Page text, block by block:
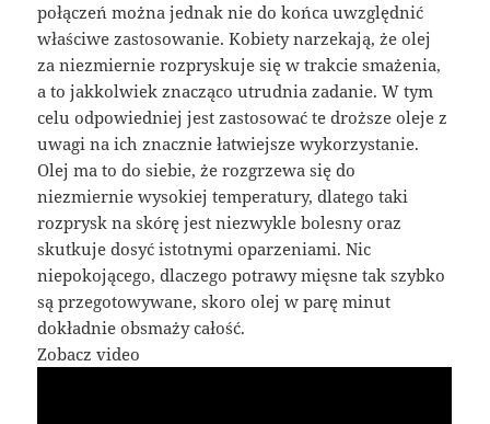
połączeń można jednak nie do końca uwzględnić
właściwe zastosowanie. Kobiety narzekają, że olej
za niezmiernie rozpryskuje się w trakcie smażenia,
a to jakkolwiek znacząco utrudnia zadanie. W tym
celu odpowiedniej jest zastosować te droższe oleje z
uwagi na ich znacznie łatwiejsze wykorzystanie.
Olej ma to do siebie, że rozgrzewa się do
niezmiernie wysokiej temperatury, dlatego taki
rozprysk na skórę jest niezwykle bolesny oraz
skutkuje dosyć istotnymi oparzeniami. Nic
niepokojącego, dlaczego potrawy mięsne tak szybko
są przegotowywane, skoro olej w parę minut
dokładnie obsmaży całość.
Zobacz video